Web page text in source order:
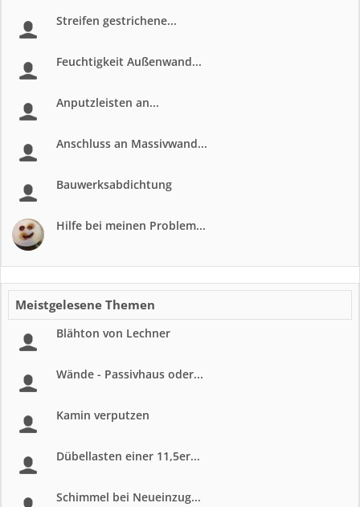
Streifen gestrichene...
Feuchtigkeit Außenwand...
Anputzleisten an...
Anschluss an Massivwand...
Bauwerksabdichtung
Hilfe bei meinen Problem...
Meistgelesene Themen
Blähton von Lechner
Wände - Passivhaus oder...
Kamin verputzen
Dübellasten einer 11,5er...
Schimmel bei Neueinzug...